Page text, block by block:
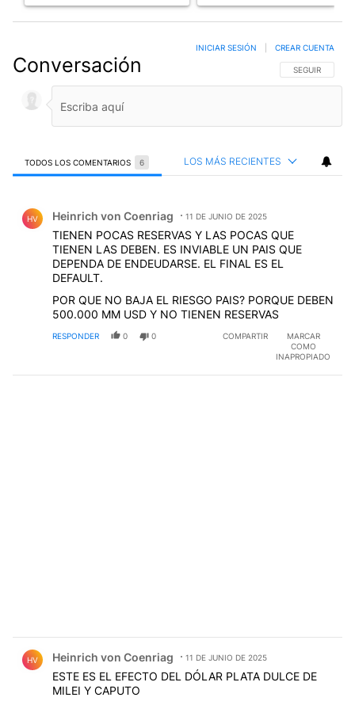
Conversación SIGA ESTA
SEGUIR
INICIAR SESIÓN CREAR CUENTA
TODOS LOS COMENTARIOS 6 LOS MÁS RECIENTES
HV Heinrich von Coenriag 11 DE JUNIO DE 2025
TIENEN POCAS RESERVAS Y LAS POCAS QUE
TIENEN LAS DEBEN. ES INVIABLE UN PAIS QUE
DEPENDA DE ENDEUDARSE. EL FINAL ES EL
DEFAULT.
POR QUE NO BAJA EL RIESGO PAIS? PORQUE DEBEN
500.000 MM USD Y NO TIENEN RESERVAS
RESPONDER 0 0 COMPARTIR
MARCAR
COMO
INAPROPIADO
HV Heinrich von Coenriag 11 DE JUNIO DE 2025
ESTE ES EL EFECTO DEL DÓLAR PLATA DULCE DE
MILEI Y CAPUTO